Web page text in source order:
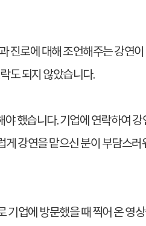
진로에 대해 조언해주는 강연
도 되지 않았습니다.
했습니다. 기업에 연락하여
강연을 맡으신 분이 부담스
업에 방문했을 때 찍어 온 영상